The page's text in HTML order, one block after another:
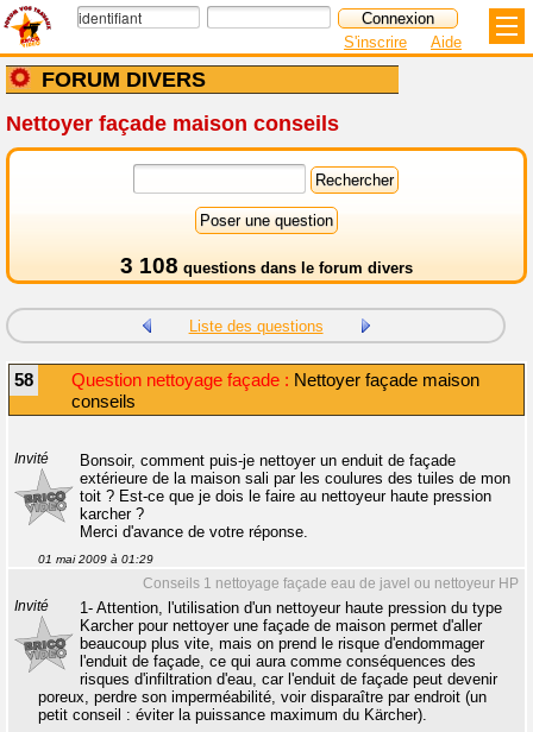
FORUM DIVERS
S'inscrire Aide
Nettoyer façade maison conseils
3 108 questions dans le forum divers
Liste des questions
58 Question nettoyage façade : Nettoyer façade maison
conseils
Invité
Bonsoir, comment puis-je nettoyer un enduit de façade
extérieure de la maison sali par les coulures des tuiles de mon
toit ? Est-ce que je dois le faire au nettoyeur haute pression
karcher ?
Merci d'avance de votre réponse.
01 mai 2009 à 01:29
Conseils 1 nettoyage façade eau de javel ou nettoyeur HP
Invité
1- Attention, l'utilisation d'un nettoyeur haute pression du type
Karcher pour nettoyer une façade de maison permet d'aller
beaucoup plus vite, mais on prend le risque d'endommager
l'enduit de façade, ce qui aura comme conséquences des
risques d'infiltration d'eau, car l'enduit de façade peut devenir
poreux, perdre son imperméabilité, voir disparaître par endroit (un
petit conseil : éviter la puissance maximum du Kärcher).